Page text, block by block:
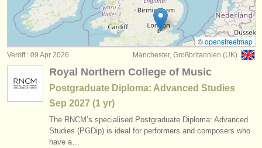
instrumentenverkauf
gestohlene instrumente
verzeichnisse:
orchester
musikhochschulen
jugendorchester
kurse: classical clarinet (2)
degree courses: classical clarinet (5)
klarinettenwettbewerb
kleinanzeigen klarinette (14)
klarinette verloren (80)
©openstreetmap
Manchester, Großbritannien (UK)
Veröff.: 09 Apr 2026
Royal Northern College of Music
Postgraduate Diploma: Advanced Studies
Sep 2027 (1 yr)
The RNCM’s specialised Postgraduate Diploma: Advanced
Studies (PGDip) is ideal for performers and composers who
have a…